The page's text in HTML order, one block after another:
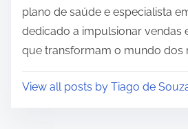
plano de saúde e especialista
dedicado a impulsionar vendas
que transformam o mundo dos
View all posts by Tiago de